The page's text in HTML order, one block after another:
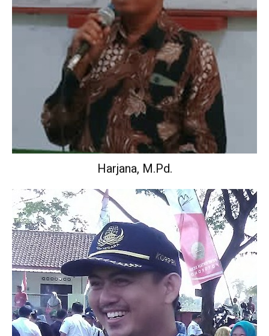
Kepala Sekolah
Harjana, M.Pd.
Wakil Kepala Sekolah Urusan Kurikulum.